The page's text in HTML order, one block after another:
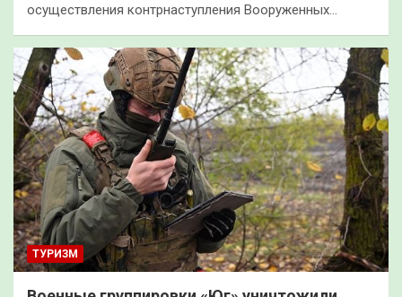
осуществления контрнаступления Вооруженных…
ТУРИЗМ